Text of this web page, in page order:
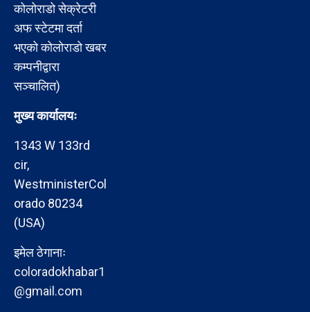
कोलोराडो सेक्रेटरी
अफ स्टेटमा दर्ता
भएको कोलोराडो खबर
कम्पनीद्वारा
सञ्चालित)
मुख्य कार्यालयः
1343 W 133rd
cir,
WestministerCol
orado 80234
(USA)
इमेल ठेगानाः
coloradokhabar1
@gmail.com